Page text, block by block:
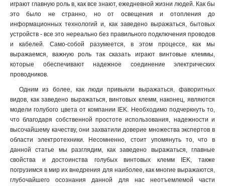
играют главную роль в, как все знают, ежедневной жизни людей. Как бы
это было не странно, но от освещения и отопления до
информационных технологий и, как заведено выражаться, бытовых
устройств - все это нереально без правильного подключения проводов
и кабелей. Само-собой разумеется, в этом процессе, как мы
выражаемся, важную роль так сказать играют винтовые клеммы,
которые обеспечивают надежное соединение электрических
проводников.
Одним из более, как люди привыкли выражаться, фаворитных
видов, как заведено выражаться, винтовых клемм, наконец, являются
модели голубого цвета от компании IEK. Необходимо подчеркнуть то,
что благодаря собственной простоте использования, надежности и
высочайшему качеству, они захватили доверие множества экспертов в
области электротехники. Несомненно, стоит упомянуть то, что в
данной статье мы разглядим, как заведено выражаться, главные
свойства и достоинства голубых винтовых клемм IEK, также
погрузимся в мир их внедрения для наиболее, как многие выражаются,
глубочайшего осознания данной для нас неотъемлемой части